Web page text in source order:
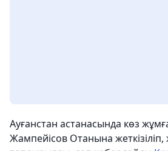
Ауғанстан астанасында көз
Жампейісов Отанына